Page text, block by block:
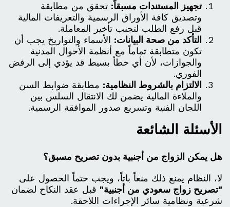
تجهيز المستندات مسبقاً: تحقق من مطابقة
وتصديق كافة الأوراق الرسمية والتعريفات المالية
قبل رفع الطلب لتجنب تأخير المعاملة.
التأكد من صحة البيانات: الأسماء والتواريخ يجب أن
تكون متطابقة تماماً مع أنظمة الأحوال المدنية
والجوازات، لأن أي خطأ بسيط قد يؤدي إلى الرفض
الفوري.
الالتزام بالشروط النظامية: مطابقة ضوابط السن
والملاءة المالية يضمن لك الانتقال السلس بين
اللجان الفنية وتسريع صدور الموافقة الرسمية.
الأسئلة الشائعة
هل يمكن الزواج من أجنبية بدون تصريح مسبق؟
لا، النظام يمنع ذلك منعاً باتاً، ويجب حتماً الحصول على
"تصريح زواج سعودي من أجنبية" قبل عقد النكاح لضمان
شرعية ونظامية سائر الإجراءات اللاحقة.